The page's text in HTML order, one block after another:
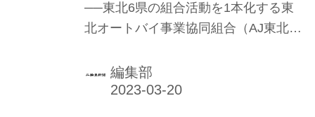
成組合員数82店でスタ
ート
──東北6県の組合活動を1本化する東
北オートバイ事業協同組合（AJ東北）
で開催され、2022年度（22年10月〜
22年12月）の事業報告と23年度（23
編集部